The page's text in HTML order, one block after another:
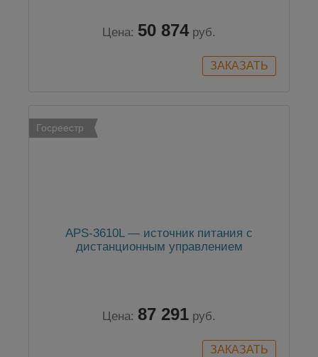
Цена: 50 874 руб.
Госреестр
APS-3610L — источник питания с
дистанционным управлением
Цена: 87 291 руб.